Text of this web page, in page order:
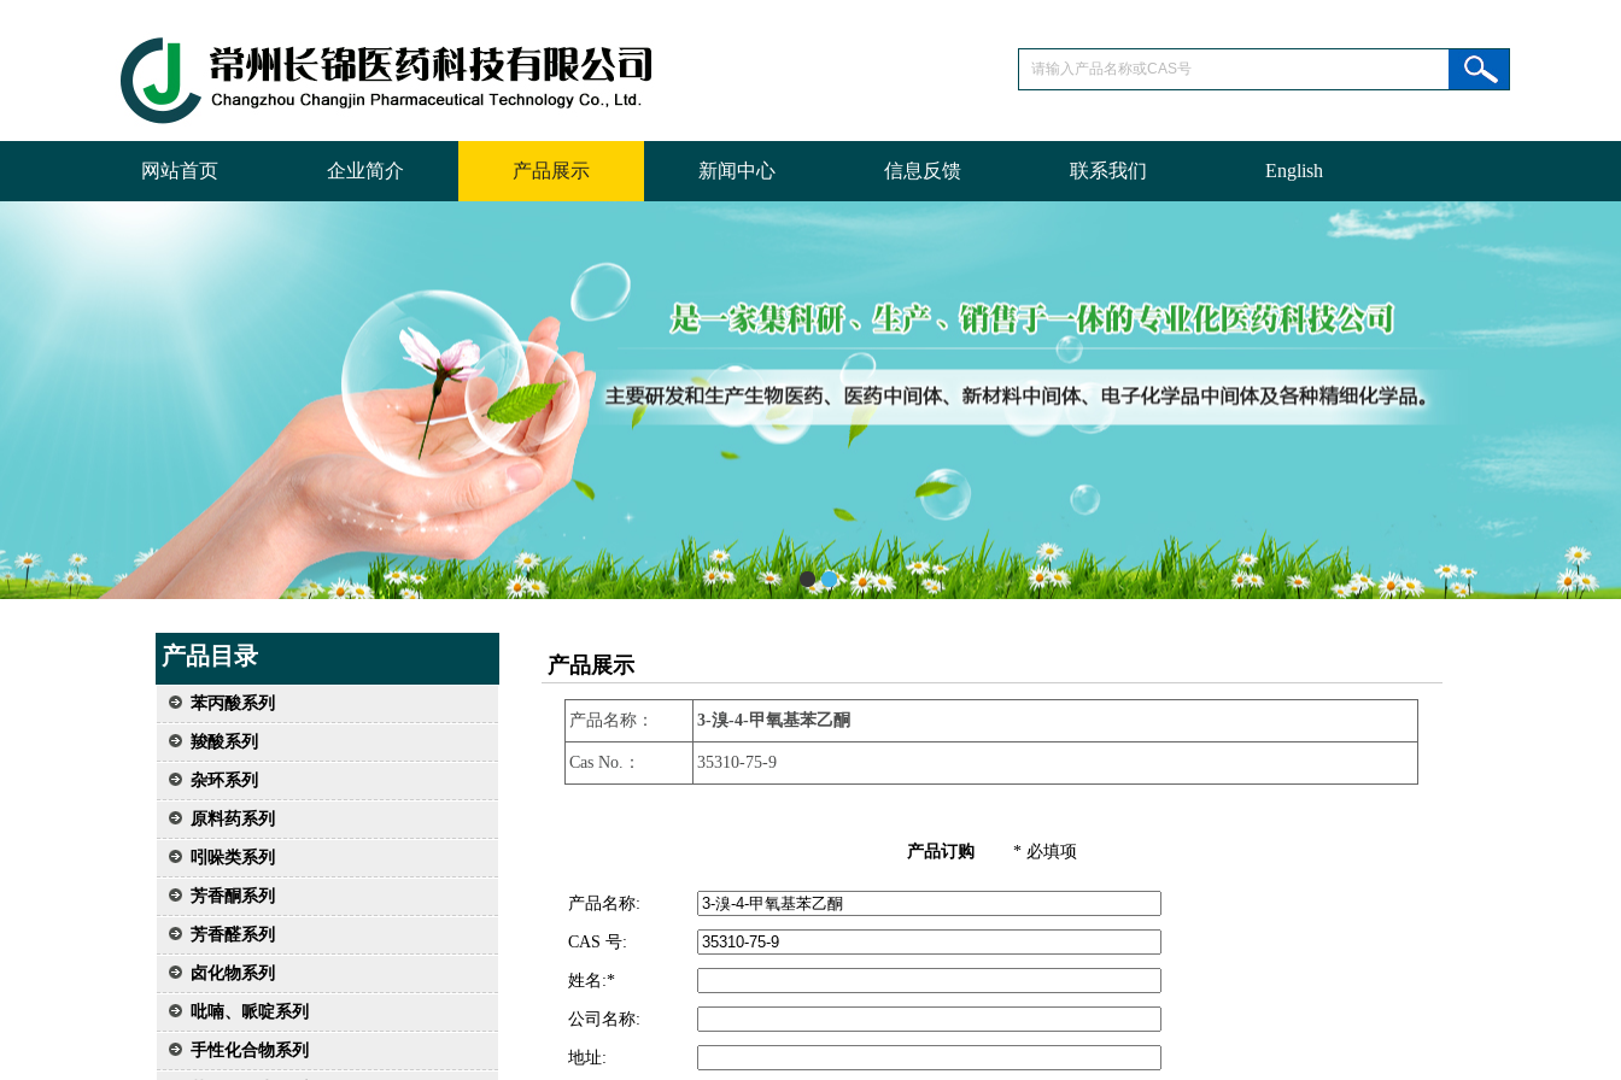
网站首页 企业简介 产品展示 新闻中心 信息反馈 联系我们 English
产品目录
苯丙酸系列
羧酸系列
杂环系列
原料药系列
吲哚类系列
芳香酮系列
芳香醛系列
卤化物系列
吡喃、哌啶系列
手性化合物系列
产品展示
产品名称： 3-溴-4-甲氧基苯乙酮
Cas No.： 35310-75-9
产品订购* 必填项
产品名称:
CAS 号:
姓名:*
公司名称:
地址: